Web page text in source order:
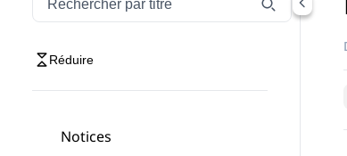
Filtrer la navigation par titre
Saisissez pour filtrer les éléments de
Réduire
Notices